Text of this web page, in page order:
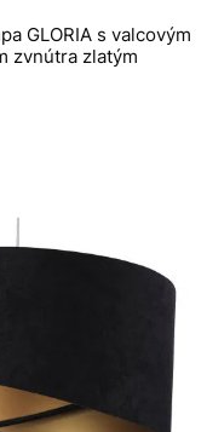
GLORIA s valcovým
zvnútra zlatým